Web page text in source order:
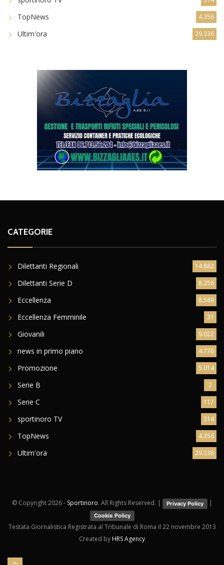
TopNews 4.356
Ultim'ora 29.336
CATEGORIE
Dilettanti Regionali 14.882
Dilettanti Serie D 8.256
Eccellenza 8.589
Eccellenza Femminile 31
Giovanili 9.022
news in primo piano 4.776
Promozione 5.014
Serie B 2
Serie C 117
sportinoro TV 314
TopNews 4.356
Ultim'ora 29.336
© Copyright2026 - Sportinoro. All Rights Reserved. | Privacy Policy |
Cookie Policy
Testata Giornalistica Registrata al Tribunale di Roma il 22 novembre 2013
Created by HRS Agency